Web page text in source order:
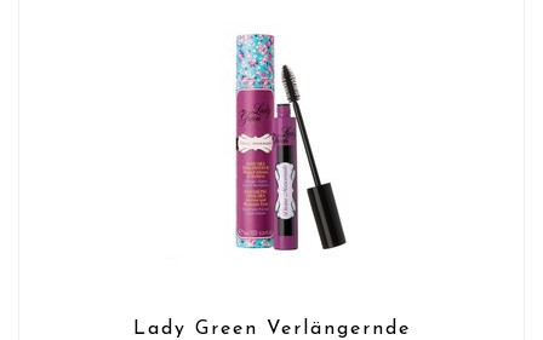
Lady Green Verlängernde